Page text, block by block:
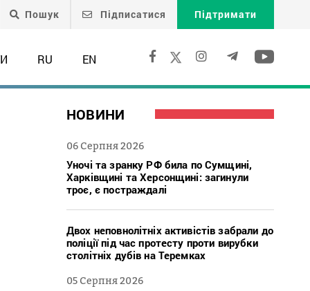
Пошук Підписатися Підтримати
RU EN
НОВИНИ
06 Серпня 2026
Уночі та зранку РФ била по Сумщині,
Харківщині та Херсонщині: загинули
троє, є постраждалі
Двох неповнолітніх активістів забрали до
поліції під час протесту проти вирубки
столітніх дубів на Теремках
05 Серпня 2026